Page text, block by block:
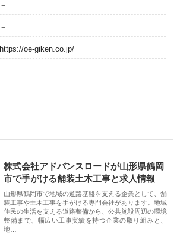
－
－
https://oe-giken.co.jp/
株式会社アドバンスロードが山形県鶴岡
市で手がける舗装土木工事と求人情報
山形県鶴岡市で地域の道路基盤を支える企業として、舗
装工事や土木工事を手がける専門会社があります。地域
住民の生活を支える道路整備から、公共施設周辺の環境
整備まで、幅広い工事実績を持つ企業の取り組みと、
地…